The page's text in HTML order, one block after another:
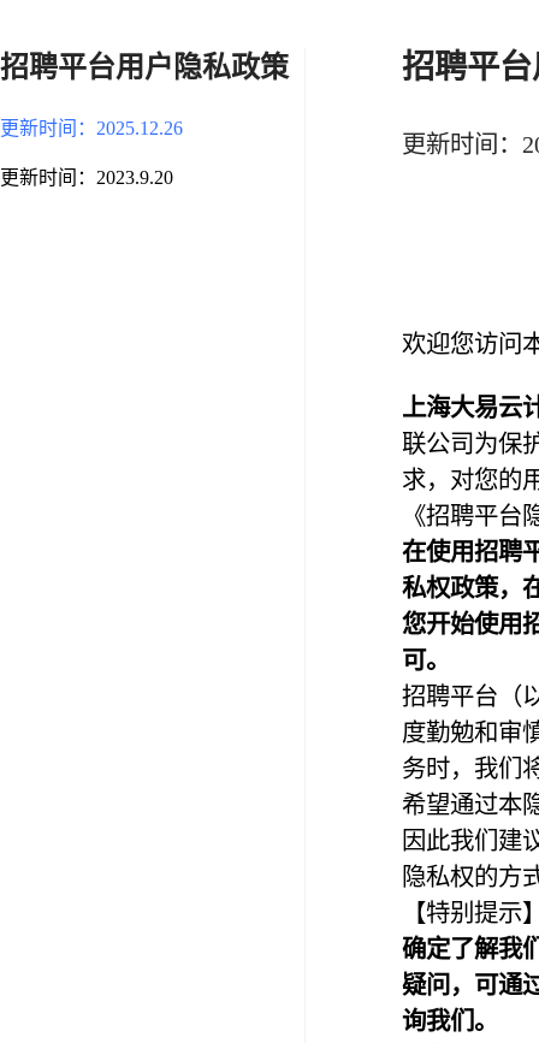
招聘平台用户隐私政策
更新时间：2025.12.26
更新时间：2023.9.20
招聘平
更新时间：
欢迎您访问
上海大易云
联公司为保
求，对您的
《招聘平台
在使用招聘
私权政策，
您开始使用
可。
招聘平台（
度勤勉和审
务时，我们
希望通过本
因此我们建
隐私权的方
【特别提示
确定了解我
疑问，可通
询我们。